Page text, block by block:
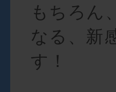
もちろん
なる、新
す！